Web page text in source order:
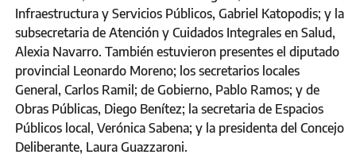
Infraestructura y Servicios Públicos, Gabriel Katopodis; y la
subsecretaria de Atención y Cuidados Integrales en Salud,
Alexia Navarro. También estuvieron presentes el diputado
provincial Leonardo Moreno; los secretarios locales
General, Carlos Ramil; de Gobierno, Pablo Ramos; y de
Obras Públicas, Diego Benítez; la secretaria de Espacios
Públicos local, Verónica Sabena; y la presidenta del Concejo
Deliberante, Laura Guazzaroni.